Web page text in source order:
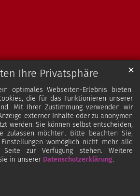
Ihre Privatsphäre
optimales Webseiten-Erlebnis bieten.
die für das Funktionieren unserer
Mit Ihrer Zustimmung verwenden wir
externer Inhalte oder zu anonymen
werden. Sie können selbst entscheiden,
zulassen möchten. Bitte beachten Sie,
womöglich nicht mehr alle
Seite zur Verfügung stehen. Weitere
in unserer Datenschutzerklärung.
✕